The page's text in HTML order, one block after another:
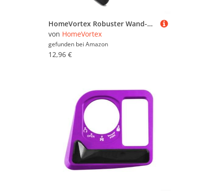
HomeVortex Robuster Wand-Schlauchhalter aus Metall, Eisen, Aufbewahrungshaken, Halterung für Gartenschläuche, Kabel, Rohre, schwarzer Organizer, platzsparend
von HomeVortex
gefunden bei Amazon
12,96 €